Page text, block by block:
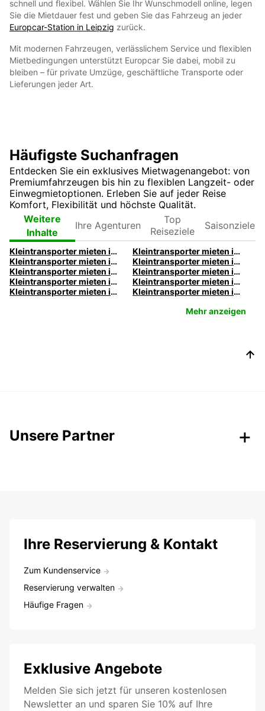
schnell und flexibel. Wählen Sie Ihr Wunschmodell online, legen
Sie die Mietdauer fest und geben Sie das Fahrzeug an jeder
Europcar-Station in Leipzig zurück.
Mit modernen Fahrzeugen, verlässlichem Service und flexiblen
Mietbedingungen unterstützt Europcar Sie dabei, mobil zu
bleiben – für private Umzüge, geschäftliche Transporte oder
Lieferungen jeder Art.
Häufigste Suchanfragen
Entdecken Sie ein exklusives Mietwagenangebot: von
Premiumfahrzeugen bis hin zu flexiblen Langzeit- oder
Einwegmietoptionen. Erleben Sie auf jeder Reise
Komfort, Flexibilität und höchste Qualität.
Weitere
Inhalte
Agenturen
Top
Reiseziele
Saisonziele
Kleintransporter mieten in Aachen | Europcar
Kleintransporter mieten in Berlin | Europcar
Kleintransporter mieten in Bonn | Europcar
Kleintransporter mieten in Bremen | Europcar
Kleintransporter mieten in Chemnitz | Europcar
Kleintransporter mieten in Dortmund | Europcar
Kleintransporter mieten in Dresden | Europcar
Kleintransporter mieten in Duisburg | Europcar
Kleintransporter mieten in Freiburg | Europcar
Kleintransporter mieten in Hannover | Europcar
Mehr anzeigen
Unsere Partner
Ihre Reservierung & Kontakt
Zum Kundenservice
Reservierung verwalten
Häufige Fragen
Exklusive Angebote
Melden Sie sich jetzt für unseren kostenlosen
Newsletter an und sparen Sie 10% auf Ihre